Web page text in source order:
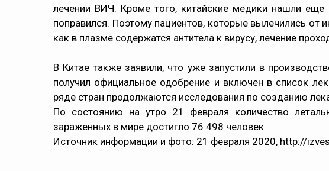
лечении ВИЧ. Кроме того, китайские медики нашли
поправился. Поэтому пациентов, которые вылечились
как в плазме содержатся антитела к вирусу, лечение
В Китае также заявили, что уже запустили в
получил официальное одобрение и включен в список
ряде стран продолжаются исследования по созданию
По состоянию на утро 21 февраля количество
зараженных в мире достигло 76 498 человек.
Источник информации и фото: 21 февраля 2020, http://